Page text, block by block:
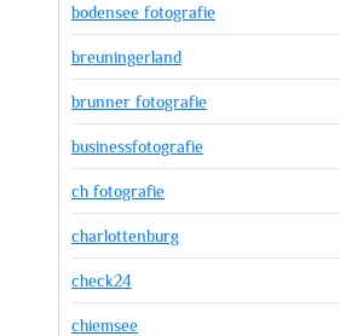
bodensee fotografie
breuningerland
brunner fotografie
businessfotografie
ch fotografie
charlottenburg
check24
chiemsee